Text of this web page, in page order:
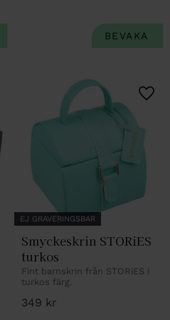
till i favoriter
EJ GRAVERINGSBAR
Smyckeskrin STORiES
turkos
Fint barnskrin från STORiES i
turkos färg.
349 kr